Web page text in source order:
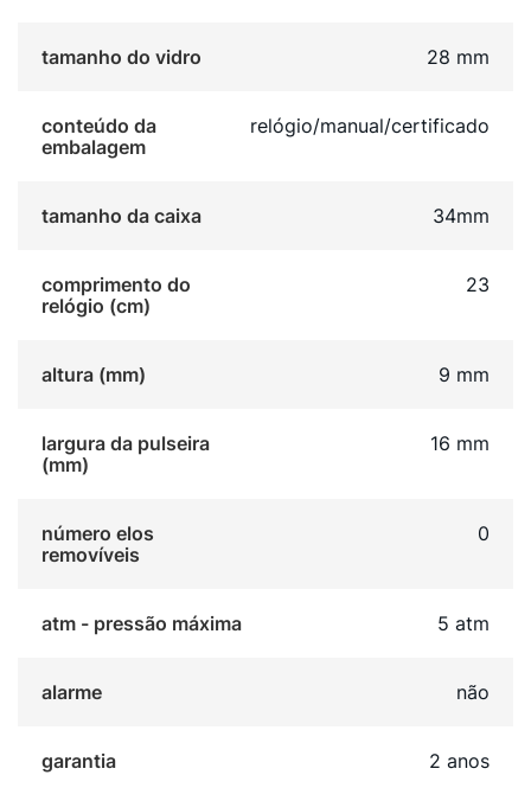
tamanho do vidro 28 mm
conteúdo da
embalagem
relógio/manual/certificado
tamanho da caixa 34mm
comprimento do
relógio (cm)
23
altura (mm) 9 mm
largura da pulseira
(mm)
16 mm
número elos
removíveis
0
atm - pressão máxima 5 atm
alarme não
garantia 2 anos